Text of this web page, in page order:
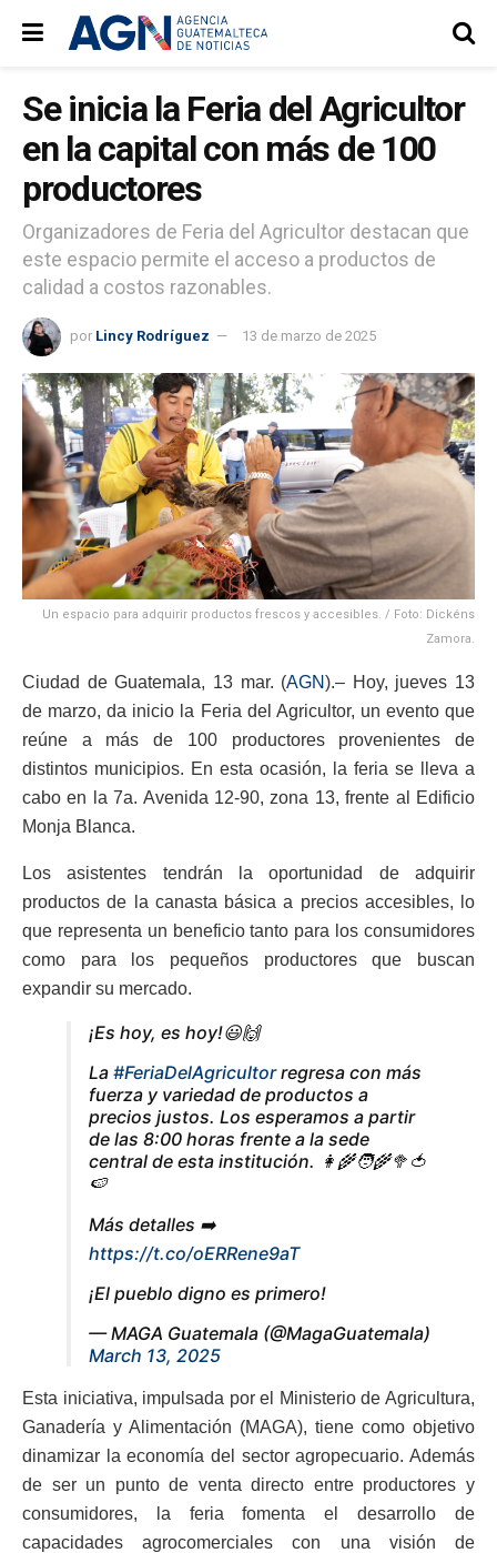
Se inicia la Feria del Agricultor
en la capital con más de 100
productores
Organizadores de Feria del Agricultor destacan que
este espacio permite el acceso a productos de
calidad a costos razonables.
por Lincy Rodríguez 13 de marzo de 2025
Un espacio para adquirir productos frescos y accesibles. / Foto: Dickéns
Zamora.
Ciudad de Guatemala, 13 mar. (AGN).– Hoy, jueves 13
de marzo, da inicio la Feria del Agricultor, un evento que
reúne a más de 100 productores provenientes de
distintos municipios. En esta ocasión, la feria se lleva a
cabo en la 7a. Avenida 12-90, zona 13, frente al Edificio
Monja Blanca.
Los asistentes tendrán la oportunidad de adquirir
productos de la canasta básica a precios accesibles, lo
que representa un beneficio tanto para los consumidores
como para los pequeños productores que buscan
expandir su mercado.
¡Es hoy, es hoy!😃🙌
La #FeriaDelAgricultorregresa con más
fuerza y variedad de productos a
precios justos. Los esperamos a partir
de las 8:00 horas frente a la sede
central de esta institución. 👩‍🌾🧑‍🌾🥦🍅
🍉
Más detalles ➡️
https://t.co/oERRene9aT
¡El pueblo digno es primero!
— MAGA Guatemala (@MagaGuatemala)
March 13, 2025
Esta iniciativa, impulsada por el Ministerio de Agricultura,
Ganadería y Alimentación (MAGA), tiene como objetivo
dinamizar la economía del sector agropecuario. Además
de ser un punto de venta directo entre productores y
consumidores, la feria fomenta el desarrollo de
capacidades agrocomerciales con una visión de